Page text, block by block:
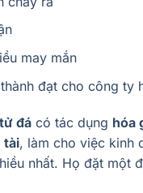
may mắn
đạt cho công ty
đá có tác dụng hóa
tài, làm cho việc kinh
nhất. Họ đặt một